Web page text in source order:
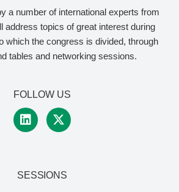
a number of international experts from
address topics of great interest during
which the congress is divided, through
tables and networking sessions.
FOLLOW US
SESSIONS